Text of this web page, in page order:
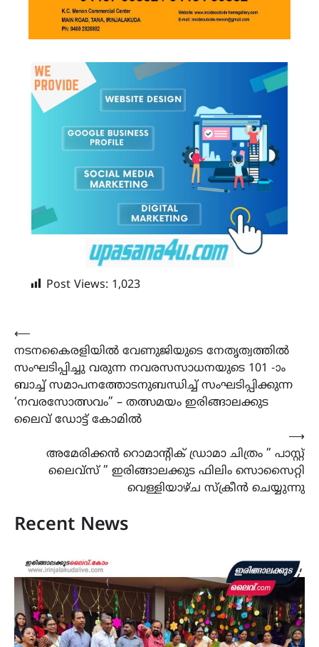
Post Views: 1,023
Post
navigation
⟵
നടനകൈരളിയില്‍ വേണുജിയുടെ നേതൃത്വത്തില്‍
സംഘടിപ്പിച്ചു വരുന്ന നവരസസാധനയുടെ 101 -ാം
ബാച്ച് സമാപനത്തോടനുബന്ധിച്ച് സംഘടിപ്പിക്കുന്ന
‘നവരസോത്സവം” – തത്സമയം ഇരിങ്ങാലക്കുട
ലൈവ് ഡോട്ട് കോമിൽ
അമേരിക്കൻ റൊമാന്റിക് ഡ്രാമാ ചിത്രം ” പാസ്റ്റ്
ലൈവ്സ് ” ഇരിങ്ങാലക്കുട ഫിലിം സൊസൈറ്റി
വെള്ളിയാഴ്ച സ്ക്രീൻ ചെയ്യുന്നു
⟶
Recent News